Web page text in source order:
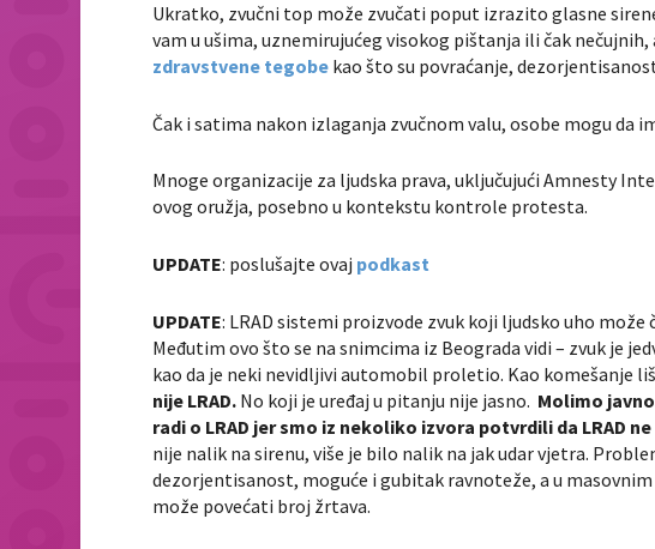
Ukratko, zvučni top može zvučati poput izrazito glasne
vam u ušima, uznemirujućeg visokog pištanja ili čak
zdravstvene tegobe kao što su povraćanje,
Čak i satima nakon izlaganja zvučnom valu, osobe mogu da
Mnoge organizacije za ljudska prava, uključujući Amnesty
ovog oružja, posebno u kontekstu kontrole protesta.
UPDATE: poslušajte ovaj podkast
UPDATE: LRAD sistemi proizvode zvuk koji ljudsko uho
Međutim ovo što se na snimcima iz Beograda vidi – zvuk je
kao da je neki nevidljivi automobil proletio. Kao komešanje
nije LRAD. No koji je uređaj u pitanju nije jasno. Molimo
radi o LRAD jer smo iz nekoliko izvora potvrdili da LRAD
nije nalik na sirenu, više je bilo nalik na jak udar vjetra.
dezorjentisanost, moguće i gubitak ravnoteže, a u
može povećati broj žrtava.